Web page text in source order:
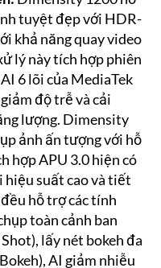
tuyệt đẹp với HDR-
khả năng quay video
lý này tích hợp phiên
6 lõi của MediaTek
độ trễ và cải
lượng. Dimensity
ảnh ấn tượng với hỗ
hợp APU 3.0 hiện có
hiệu suất cao và tiết
hỗ trợ các tính
toàn cảnh ban
lấy nét bokeh đa
AI giảm nhiễu